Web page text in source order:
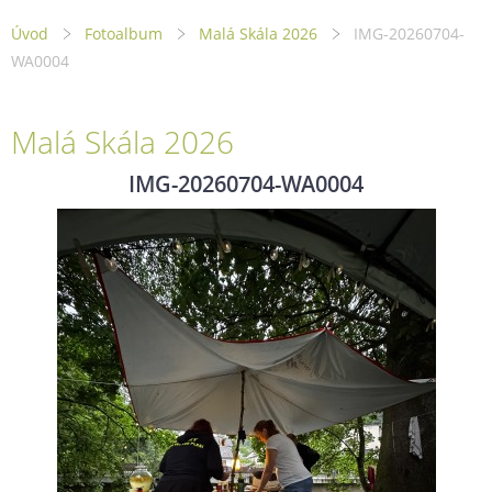
Úvod Fotoalbum Malá Skála 2026
IMG-20260704-
WA0004
Malá Skála 2026
IMG-20260704-WA0004